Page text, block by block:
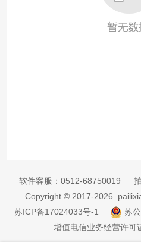
软件客服： 0512-68750019
Copyright © 2017-2026
苏ICP备17024033号-1
苏
增值电信业务经营许可